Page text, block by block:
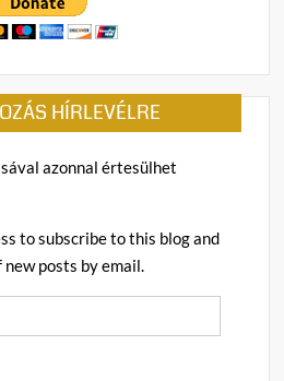
HÍRLEVÉLRE
azonnal értesülhet
to subscribe to this blog and
posts by email.